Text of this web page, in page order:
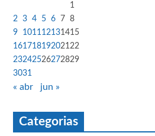
1
2
3 4 5 6 7 8
9
1011 12131415
161718192021 22
23242526272829
3031
« abr jun »
Categorias